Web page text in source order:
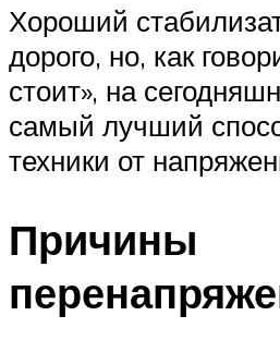
Хороший
дорого, но, как
стоит», на
самый лучший
техники от
Причины